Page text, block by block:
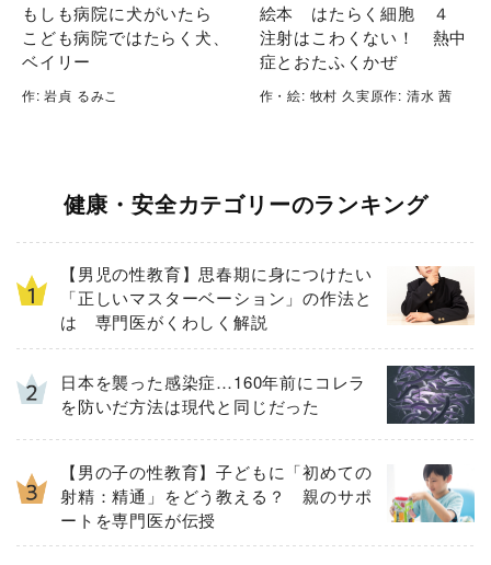
もしも病院に犬がいたら
こども病院ではたらく犬、
ベイリー
作: 岩貞 るみこ
絵本 はたらく細胞 ４
注射はこわくない！ 熱中
症とおたふくかぜ
作・絵: 牧村 久実原作: 清水 茜
健康・安全カテゴリーのランキング
【男児の性教育】思春期に身につけたい
「正しいマスターベーション」の作法と
は 専門医がくわしく解説
日本を襲った感染症…160年前にコレラ
を防いだ方法は現代と同じだった
【男の子の性教育】子どもに「初めての
射精：精通」をどう教える？ 親のサポ
ートを専門医が伝授